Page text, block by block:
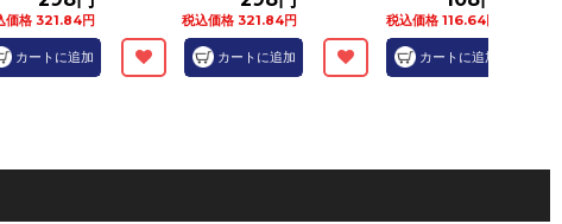
価格 321.84円
カートに追加
税込価格 321.84円
カートに追加
税込価格 116.64円
カートに追加